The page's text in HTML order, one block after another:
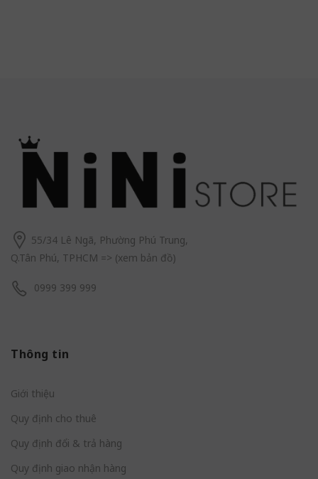
55/34 Lê Ngã, Phường Phú Trung,
Q.Tân Phú, TPHCM => (xem bản đồ)
0999 399 999
Thông tin
Giới thiệu
Quy định cho thuê
Quy định đổi & trả hàng
Quy định giao nhận hàng